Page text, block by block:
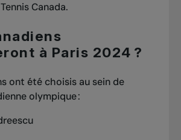
Canada.
à Paris 2024 ?
ont été choisisau sein de
olympique :